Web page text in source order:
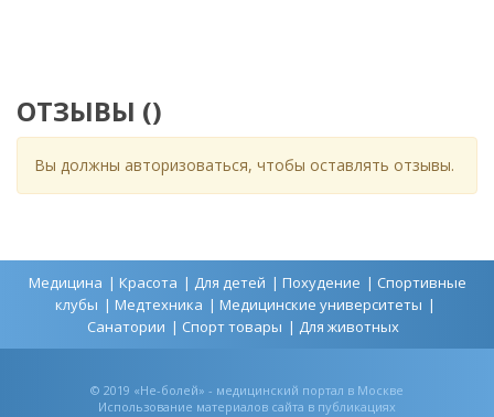
ОТЗЫВЫ ()
Вы должны авторизоваться, чтобы оставлять отзывы.
Медицина Красота Для детей Похудение
Спортивные
клубы
Медтехника
Медицинские университеты
Санатории
Спорт товары Для животных
© 2019 «Не-болей» - медицинский портал в Москве
Использование материалов сайта в публикациях